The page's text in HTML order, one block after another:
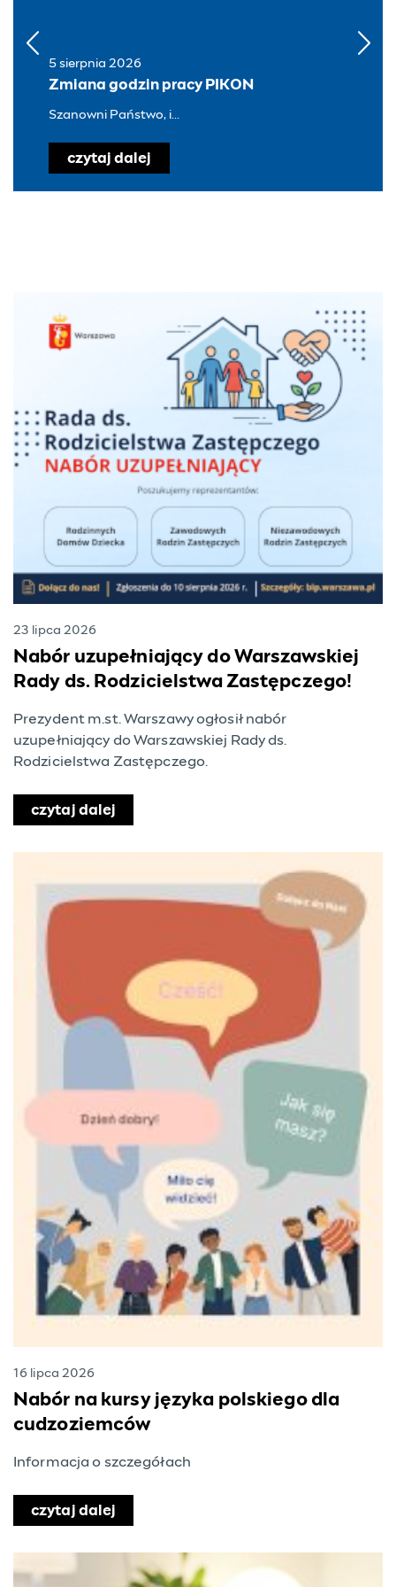
5 sierpnia 2026
Zmiana godzin pracy PIKON
Szanowni Państwo, i...
czytaj dalej
23 lipca 2026
Nabór uzupełniający do Warszawskiej
Rady ds. Rodzicielstwa Zastępczego!
Prezydent m.st. Warszawy ogłosił nabór
uzupełniający do Warszawskiej Rady ds.
Rodzicielstwa Zastępczego.
czytaj dalej
16 lipca 2026
Nabór na kursy języka polskiego dla
cudzoziemców
Informacja o szczegółach
czytaj dalej